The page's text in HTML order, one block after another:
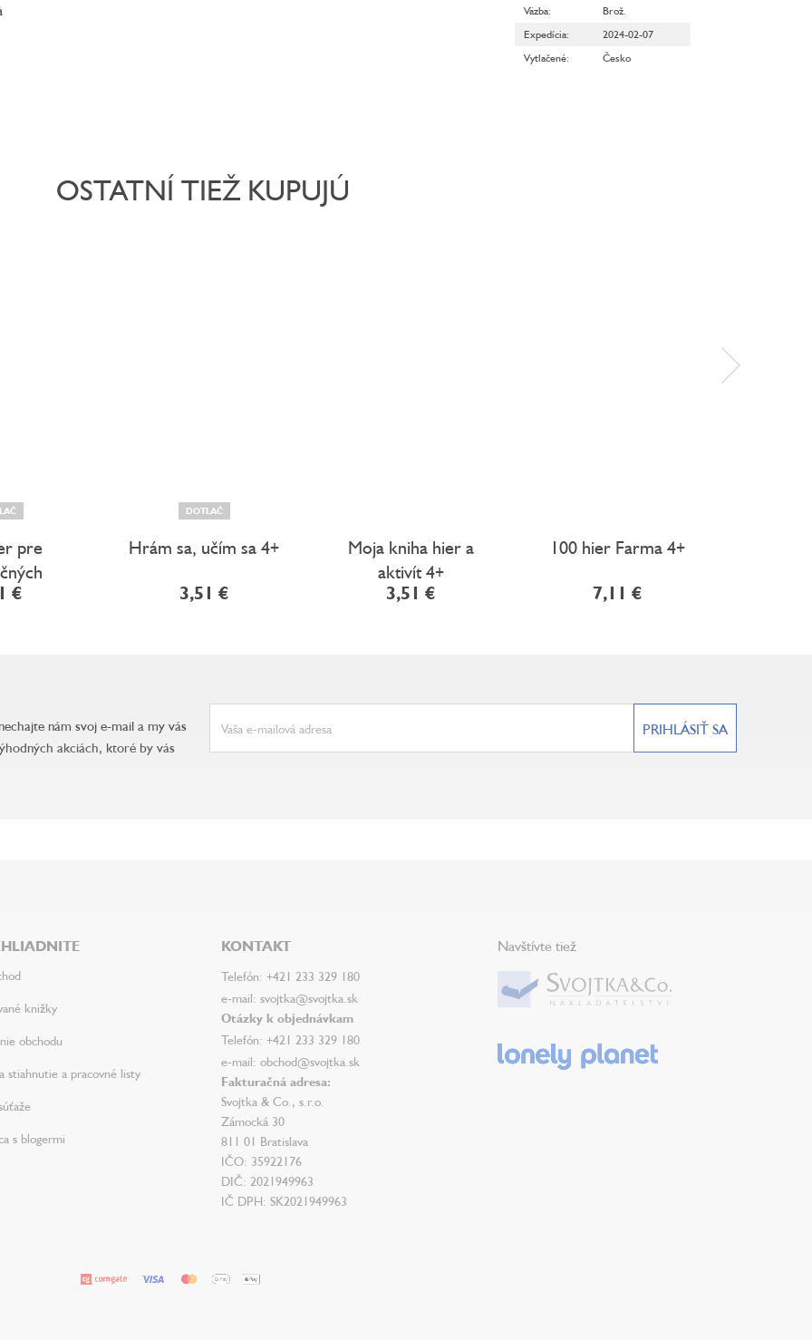
Väzba:
Brož.
Expedícia:
2024-02-07
Vytlačené: Česko
OSTATNÍ TIEŽ KUPUJÚ
pre
€
DOTLAČ
Hrám sa, učím sa 4+
3,51 €
Moja kniha hier a
aktivít 4+
3,51 €
100 hier Farma 4+
7,11 €
nám svoj e-mail a my vás
akciách, ktoré by vás
PRIHLÁSIŤ SA
knižky
obchodu
stiahnutie a pracovné listy
s blogermi
KONTAKT
Telefón: +421 233 329 180
e-mail: svojtka@svojtka.sk
Otázky k objednávkam
Telefón: +421 233 329 180
e-mail: obchod@svojtka.sk
Fakturačná adresa:
Svojtka & Co., s.r.o.
Zámocká 30
811 01 Bratislava
IČO: 35922176
DIČ: 2021949963
IČ DPH: SK2021949963
Navštívte tiež